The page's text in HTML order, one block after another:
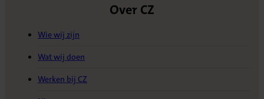
Over CZ
Wie wij zijn
Wat wij doen
Werken bij CZ